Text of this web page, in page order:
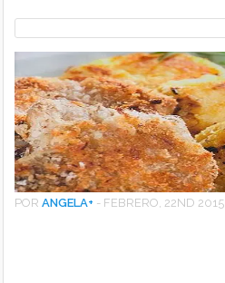
PORANGELA+ - FEBRERO, 22ND 2015